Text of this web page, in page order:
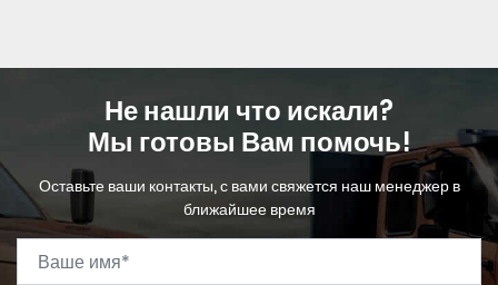
Не нашли что искали?
Мы готовы Вам помочь!
Оставьте ваши контакты, с вами свяжется наш менеджер в
ближайшее время